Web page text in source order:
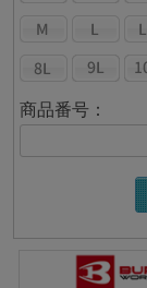
商品番号：